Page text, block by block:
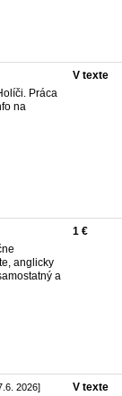
Práca
na
V texte
anglicky
a
1 €
2026] V texte